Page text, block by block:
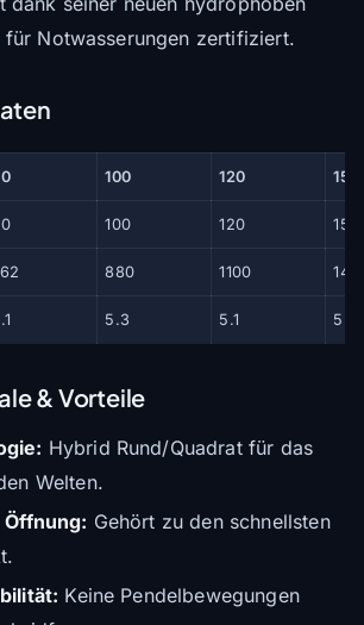
für Notwasserungen zertifiziert.
100 120 150
100 120 150
880 1100
5.3 5.1 5.2
& Vorteile
Hybrid Rund/Quadrat für das
Welten.
Gehört zu den schnellsten
Keine Pendelbewegungen